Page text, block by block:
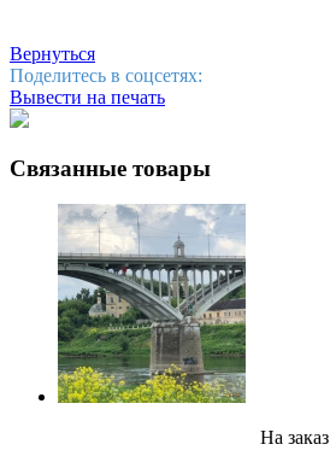
Вернуться
Поделитесь в соцсетях:
Вывести на печать
Связанные товары
На заказ